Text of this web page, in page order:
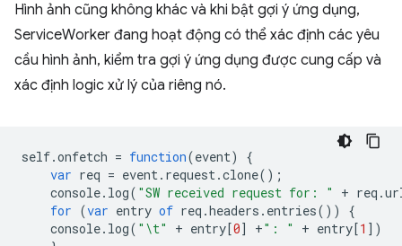
Hình ảnh cũng không khác và khi bật gợi ý ứng dụng,
ServiceWorker đang hoạt động có thể xác định các yêu
cầu hình ảnh, kiểm tra gợi ý ứng dụng được cung cấp và
xác định logic xử lý của riêng nó.
self.onfetch = function(event)
{
var req = event. request.clone();
console. log( "SW received request for: " + req .
for (var entry of req .headers . entries())
{
console. log( "\t" + entry [0] +": " + entry [1 ])